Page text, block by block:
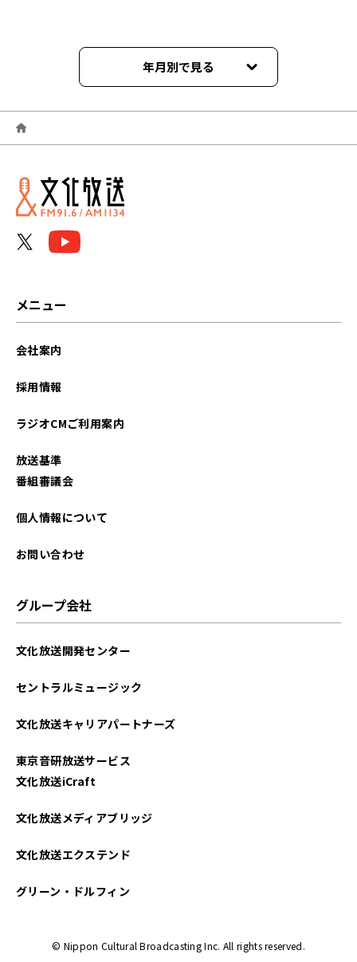
年月別で見る
2026年06月
2025年12月
2025年11月
2024年11月
2024年07月
2023年10月
2023年09月
2023年08月
メニュー
会社案内
採用情報
ラジオCMご利用案内
放送基準
番組審議会
個人情報について
お問い合わせ
グループ会社
文化放送開発センター
セントラルミュージック
文化放送キャリアパートナーズ
東京音研放送サービス
文化放送iCraft
文化放送メディアブリッジ
文化放送エクステンド
グリーン・ドルフィン
© Nippon Cultural Broadcasting Inc. All rights reserved.